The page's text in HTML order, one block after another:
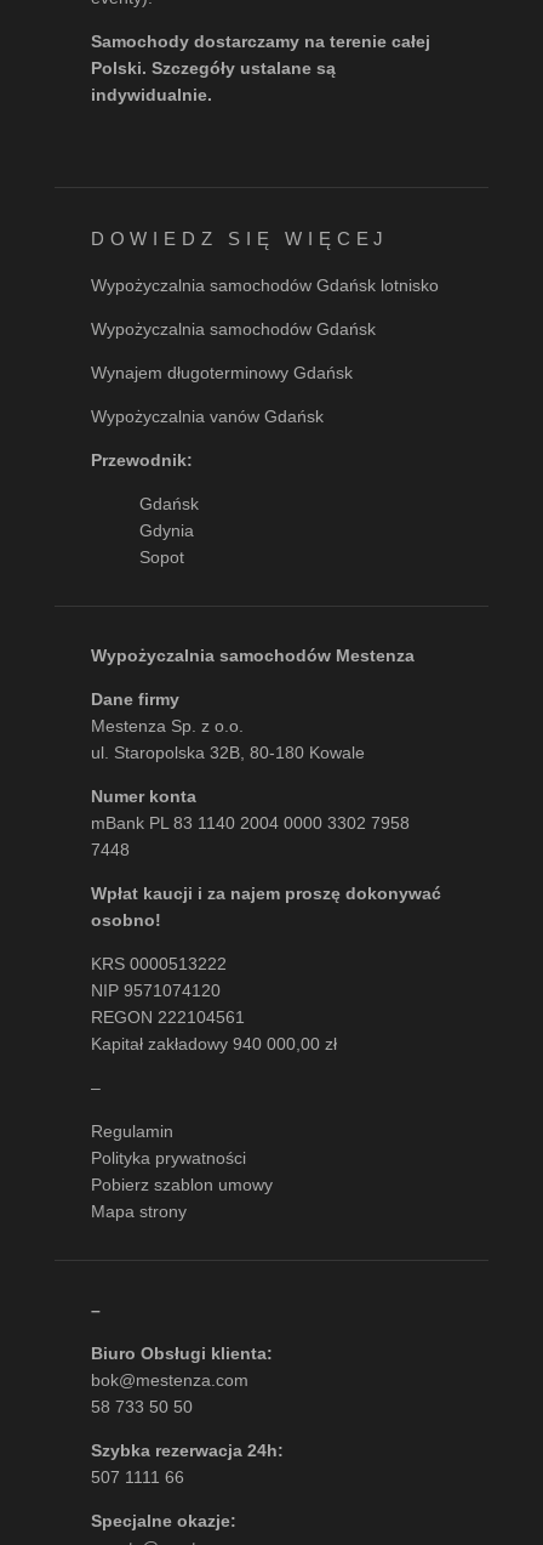
Samochody dostarczamy na terenie całej
Polski. Szczegóły ustalane są
indywidualnie.
DOWIEDZ SIĘ WIĘCEJ
Wypożyczalnia samochodów Gdańsk lotnisko
Wypożyczalnia samochodów Gdańsk
Wynajem długoterminowy Gdańsk
Wypożyczalnia vanów Gdańsk
Przewodnik:
Gdańsk
Gdynia
Sopot
Wypożyczalnia samochodów Mestenza
Dane firmy
Mestenza Sp. z o.o.
ul. Staropolska 32B, 80-180 Kowale
Numer konta
mBank PL 83 1140 2004 0000 3302 7958
7448
Wpłat kaucji i za najem proszę dokonywać
osobno!
KRS 0000513222
NIP 9571074120
REGON 222104561
Kapitał zakładowy 940 000,00 zł
–
Regulamin
Polityka prywatności
Pobierz szablon umowy
Mapa strony
–
Biuro Obsługi klienta:
bok@mestenza.com
58 733 50 50
Szybka rezerwacja 24h:
507 1111 66
Specjalne okazje: